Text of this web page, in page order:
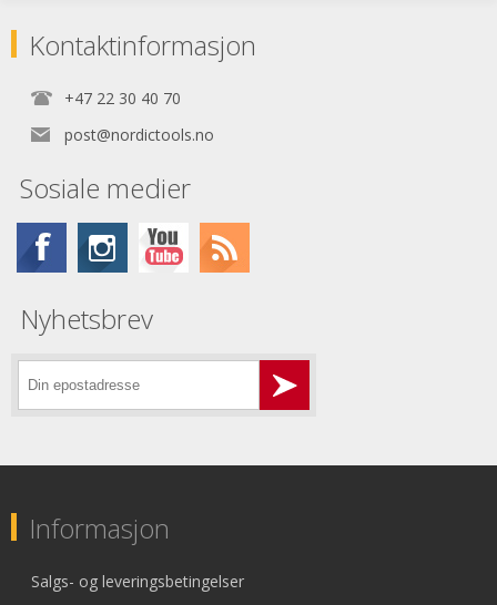
Kontaktinformasjon
+47 22 30 40 70
post@nordictools.no
Sosiale medier
Nyhetsbrev
Informasjon
Salgs- og leveringsbetingelser